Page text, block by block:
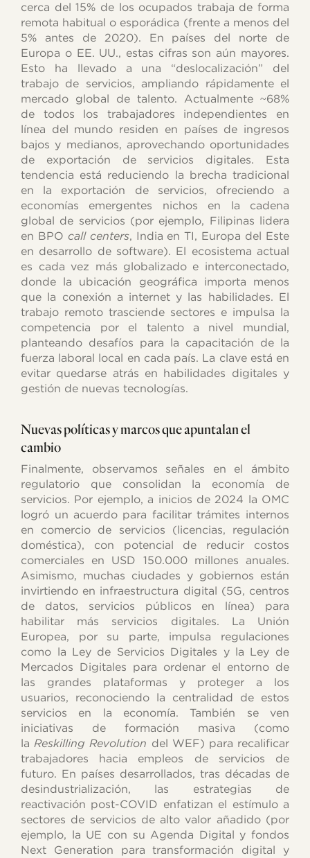
cerca del 15% de los ocupados trabaja de forma
remota habitual o esporádica (frente a menos del
5% antes de 2020). En países del norte de
Europa o EE. UU., estas cifras son aún mayores.
Esto ha llevado a una “deslocalización” del
trabajo de servicios, ampliando rápidamente el
mercado global de talento. Actualmente ~68%
de todos los trabajadores independientes en
línea del mundo residen en países de ingresos
bajos y medianos, aprovechando oportunidades
de exportación de servicios digitales. Esta
tendencia está reduciendo la brecha tradicional
en la exportación de servicios, ofreciendo a
economías emergentes nichos en la cadena
global de servicios (por ejemplo, Filipinas lidera
en BPO call centers, India en TI, Europa del Este
en desarrollo de software). El ecosistema actual
es cada vez más globalizado e interconectado,
donde la ubicación geográfica importa menos
que la conexión a internet y las habilidades. El
trabajo remoto trasciende sectores e impulsa la
competencia por el talento a nivel mundial,
planteando desafíos para la capacitación de la
fuerza laboral local en cada país. La clave está en
evitar quedarse atrás en habilidades digitales y
gestión de nuevas tecnologías.
Nuevas políticas y marcos que apuntalan el
cambio
Finalmente, observamos señales en el ámbito
regulatorio que consolidan la economía de
servicios. Por ejemplo, a inicios de 2024 la OMC
logró un acuerdo para facilitar trámites internos
en comercio de servicios (licencias, regulación
doméstica), con potencial de reducir costos
comerciales en USD 150.000 millones anuales.
Asimismo, muchas ciudades y gobiernos están
invirtiendo en infraestructura digital (5G, centros
de datos, servicios públicos en línea) para
habilitar más servicios digitales. La Unión
Europea, por su parte, impulsa regulaciones
como la Ley de Servicios Digitales y la Ley de
Mercados Digitales para ordenar el entorno de
las grandes plataformas y proteger a los
usuarios, reconociendo la centralidad de estos
servicios en la economía. También se ven
iniciativas de formación masiva (como
laReskilling Revolution del WEF) para recalificar
trabajadores hacia empleos de servicios de
futuro. En países desarrollados, tras décadas de
desindustrialización, las estrategias de
reactivación post-COVID enfatizan el estímulo a
sectores de servicios de alto valor añadido (por
ejemplo, la UE con su Agenda Digital y fondos
Next Generation para transformación digital y